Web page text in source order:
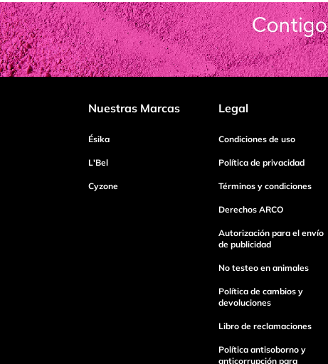
Agregar comentario
Título
Tu nombre
Dirección de email
Nuestras Marcas
Ésika
L'Bel
Cyzone
Legal
Condiciones de uso
Política de privacidad
Términos y condiciones
Derechos ARCO
Autorización para el envío
de publicidad
No testeo en animales
Política de cambios y
devoluciones
Libro de reclamaciones
Política antisoborno y
anticorrupción para